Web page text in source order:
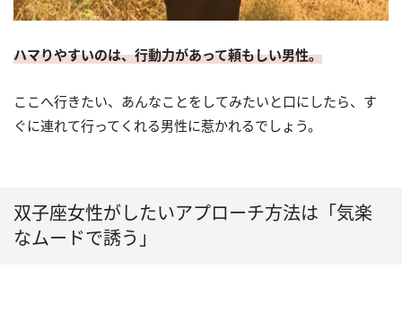
ハマりやすいのは、行動力があって頼もしい男性。
ここへ行きたい、あんなことをしてみたいと口にしたら、す
ぐに連れて行ってくれる男性に惹かれるでしょう。
双子座女性がしたいアプローチ方法は「気楽
なムードで誘う」